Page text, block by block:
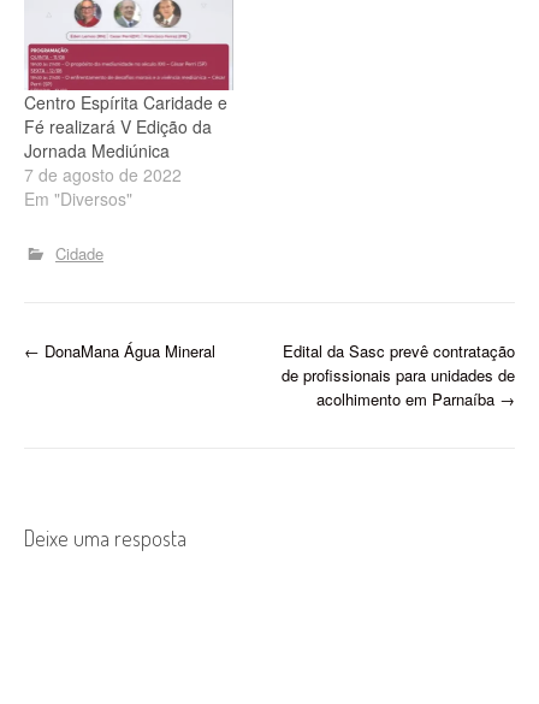
Centro Espírita Caridade e
Fé realizará V Edição da
Jornada Mediúnica
7 de agosto de 2022
Em "Diversos"
Cidade
P
n
← DonaMana Água Mineral
Edital da Sasc prevê contratação
de profissionais para unidades de
acolhimento em Parnaíba →
Deixe uma resposta